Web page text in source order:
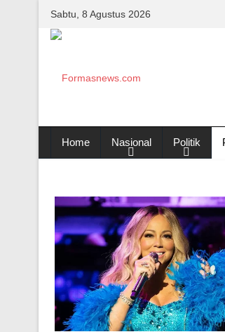
Sabtu, 8 Agustus 2026
Home Nasional Politik